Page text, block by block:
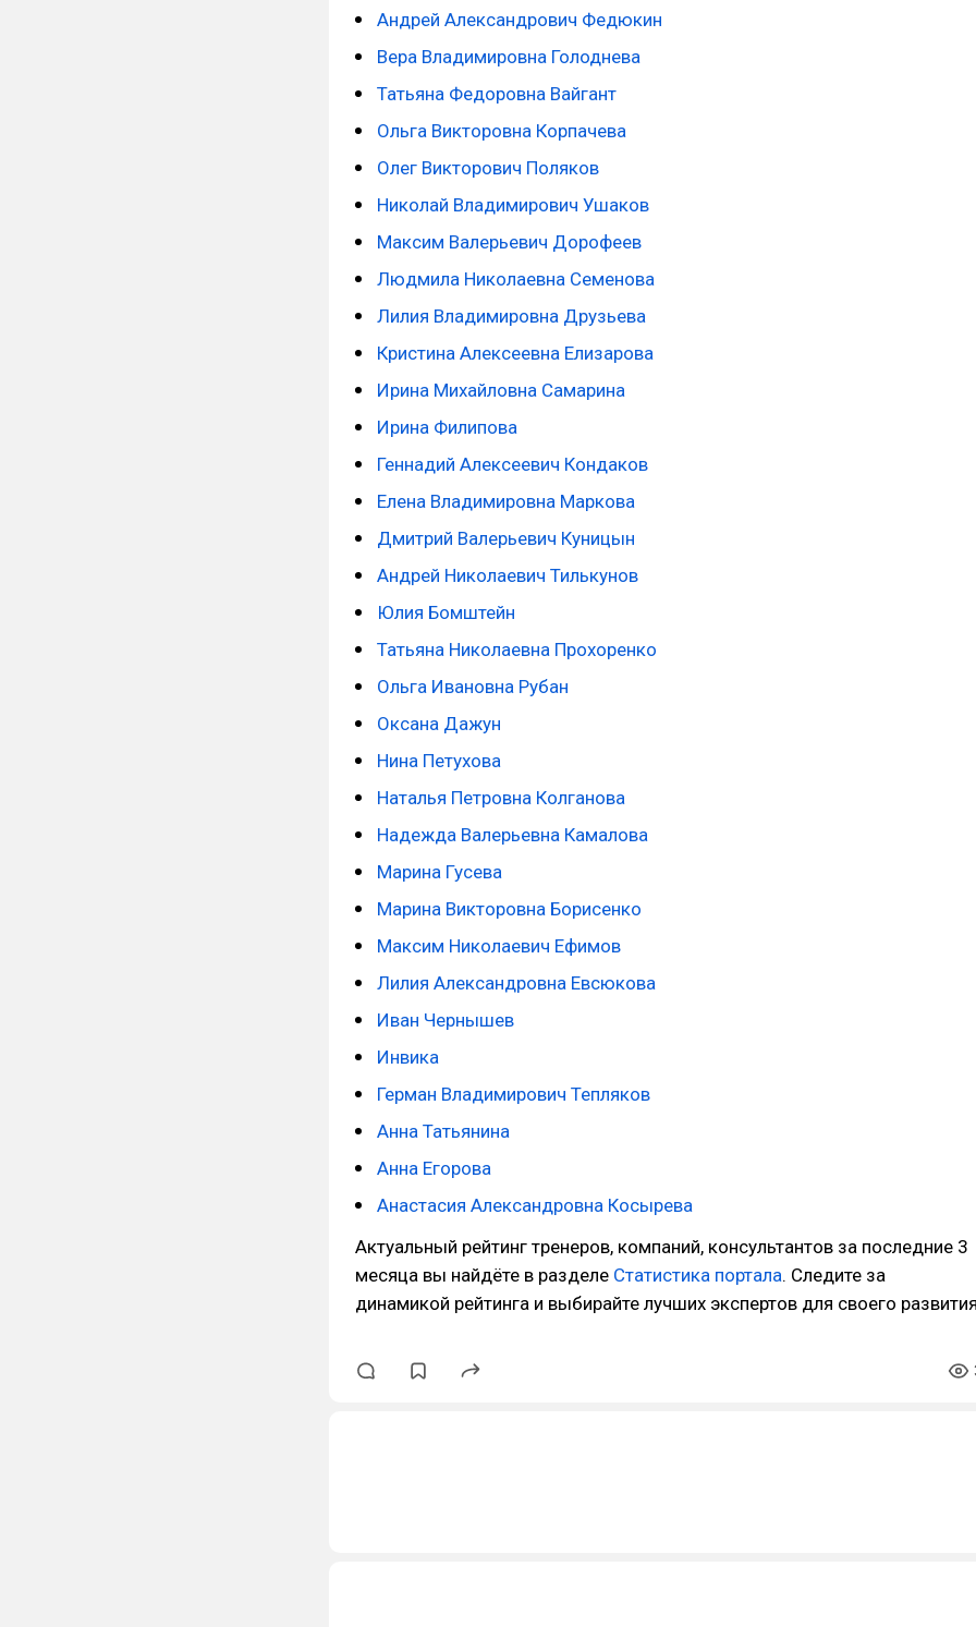
Андрей Александрович Федюкин
Вера Владимировна Голоднева
Татьяна Федоровна Вайгант
Ольга Викторовна Корпачева
Олег Викторович Поляков
Николай Владимирович Ушаков
Максим Валерьевич Дорофеев
Людмила Николаевна Семенова
Лилия Владимировна Друзьева
Кристина Алексеевна Елизарова
Ирина Михайловна Самарина
Ирина Филипова
Геннадий Алексеевич Кондаков
Елена Владимировна Маркова
Дмитрий Валерьевич Куницын
Андрей Николаевич Тилькунов
Юлия Бомштейн
Татьяна Николаевна Прохоренко
Ольга Ивановна Рубан
Оксана Дажун
Нина Петухова
Наталья Петровна Колганова
Надежда Валерьевна Камалова
Марина Гусева
Марина Викторовна Борисенко
Максим Николаевич Ефимов
Лилия Александровна Евсюкова
Иван Чернышев
Инвика
Герман Владимирович Тепляков
Анна Татьянина
Анна Егорова
Анастасия Александровна Косырева
Актуальный рейтинг тренеров, компаний, консультантов за последние 3
месяца вы найдёте в разделе Статистика портала. Следите за
динамикой рейтинга и выбирайте лучших экспертов для своего